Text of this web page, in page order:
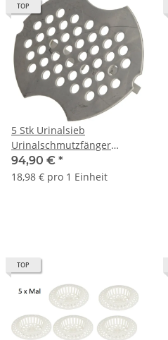
TOP
5 Stk Urinalsieb
Urinalschmutzfänger
Edelsthal passend für alle
gängigen Urinale
94,90 € *
18,98 € pro 1 Einheit
TOP